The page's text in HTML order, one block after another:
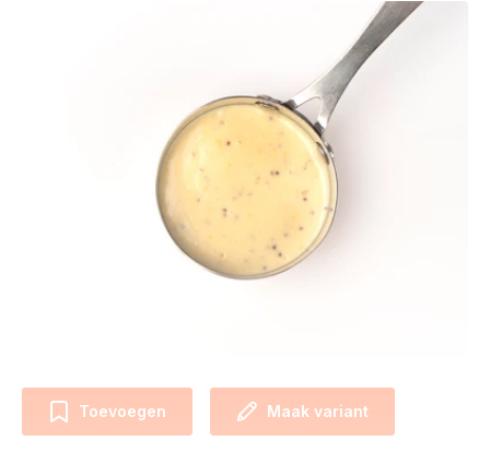
Toevoegen Maak variant